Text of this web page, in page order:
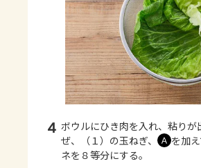
4 ボウルにひき肉を入れ、粘りが
ぜ、（１）の玉ねぎ、
Ａ を加
ネを８等分にする。